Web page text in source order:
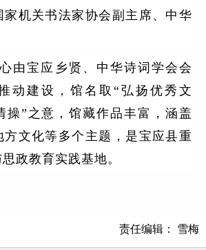
家机关书法家协会副主席、中华
由宝应乡贤、中华诗词学会会
动建设，馆名取“弘扬优秀文
操”之意，馆藏作品丰富，涵盖
方文化等多个主题，是宝应县重
政教育实践基地。
责任编辑： 雪梅